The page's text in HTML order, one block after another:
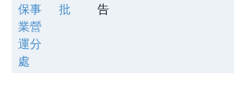
保事
業營
運分
處
批
告